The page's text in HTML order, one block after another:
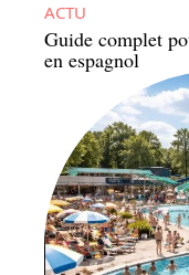
ACTU
Guide complet
en espagnol